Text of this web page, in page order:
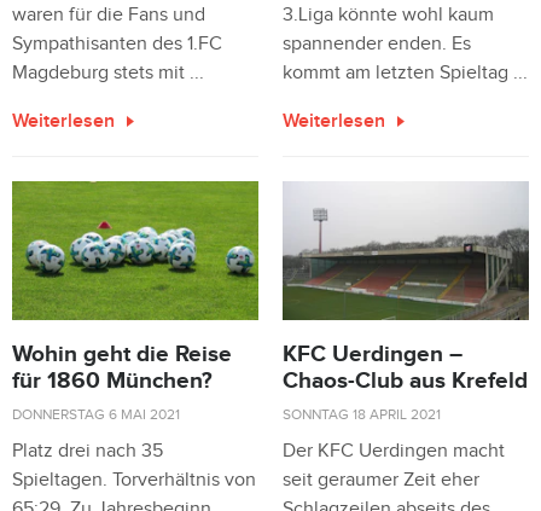
waren für die Fans und
Sympathisanten des 1.FC
Magdeburg stets mit ...
Weiterlesen
3.Liga könnte wohl kaum
spannender enden. Es
kommt am letzten Spieltag ...
Weiterlesen
Wohin geht die Reise
für 1860 München?
DONNERSTAG 6 MAI 2021
Platz drei nach 35
Spieltagen. Torverhältnis von
KFC Uerdingen –
Chaos-Club aus Krefeld
SONNTAG 18 APRIL 2021
Der KFC Uerdingen macht
seit geraumer Zeit eher